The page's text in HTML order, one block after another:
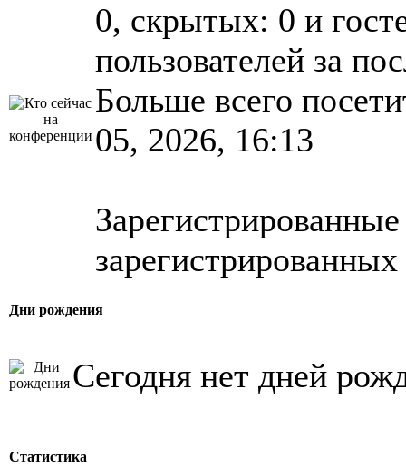
0, скрытых: 0 и
пользователей за
Больше всего
05, 2026, 16:13
зарегистрированных
Дни рождения
Сегодня нет дней
Статистика